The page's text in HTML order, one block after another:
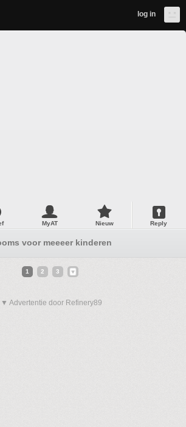
log in
MyAT Nieuw Reply
voor meeeer kinderen
1 2 3
▼ Advertentie door Refinery89